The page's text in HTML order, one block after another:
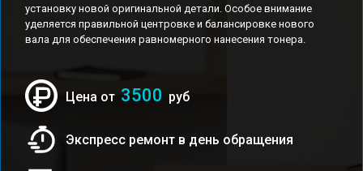
установку новой оригинальной детали. Особое внимание
уделяется правильной центровке и балансировке нового
вала для обеспечения равномерного нанесения тонера.
Цена от 3500 руб
Экспресс ремонт в день обращения